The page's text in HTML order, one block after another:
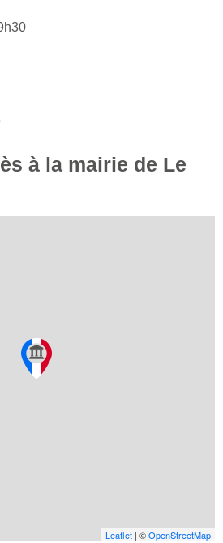
à la mairie de Le
Leaflet | ©OpenStreetMap